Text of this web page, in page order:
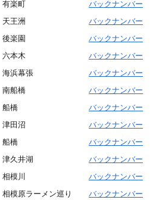
有楽町
バックナンバー
天王洲
バックナンバー
後楽園
バックナンバー
六本木
バックナンバー
海浜幕張
バックナンバー
南船橋
バックナンバー
船橋
バックナンバー
津田沼
バックナンバー
船橋
バックナンバー
津久井湖
バックナンバー
相模川
バックナンバー
相模原ラーメン巡り
バックナンバー